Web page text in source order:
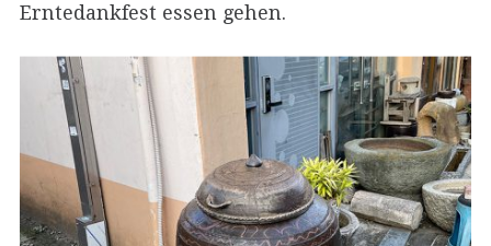
Erntedankfest essen gehen.